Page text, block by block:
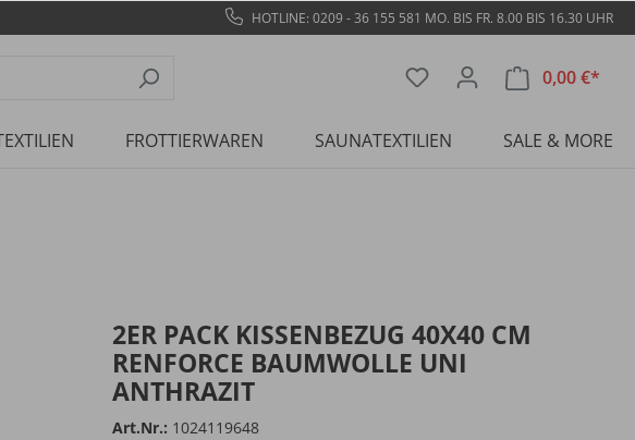
HOTLINE: 0209 - 36 155 581 MO. BIS FR. 8.00 BIS 16.30 UHR
0,00 €*
FROTTIERWAREN SAUNATEXTILIEN SALE & MORE
2ER PACK KISSENBEZUG 40X40 CM
RENFORCE BAUMWOLLE UNI
ANTHRAZIT
Art.Nr.: 1024119648